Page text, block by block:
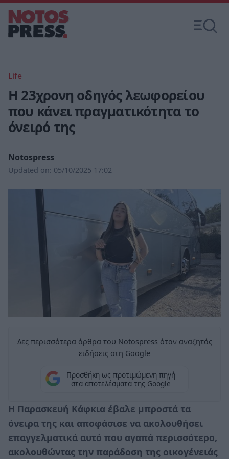
Life
Η 23χρονη οδηγός λεωφορείου
που κάνει πραγματικότητα το
όνειρό της
Notospress
Updated on: 05/10/2025 17:02
Δες περισσότερα άρθρα του Notospress όταν αναζητάς
ειδήσεις στη Google
Προσθήκη ως προτιμώμενη πηγή
στα αποτελέσματα της Google
Η Παρασκευή Κάφκια έβαλε μπροστά τα
όνειρα της και αποφάσισε να ακολουθήσει
επαγγελματικά αυτό που αγαπά περισσότερο,
ακολουθώντας την παράδοση της οικογένειάς